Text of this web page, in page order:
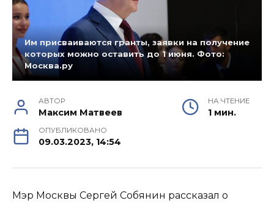
Им присваиваются гранты, заявки на получение
которых можно оставить до 1 июня. Фото:
Москва.ру
АВТОР
Максим Матвеев
НА ЧТЕНИЕ
1 мин.
ОПУБЛИКОВАНО
09.03.2023, 14:54
Мэр Москвы Сергей Собянин рассказал о